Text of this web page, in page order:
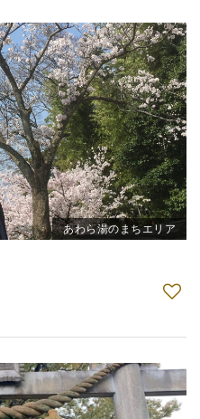
あわら湯のまちエリア